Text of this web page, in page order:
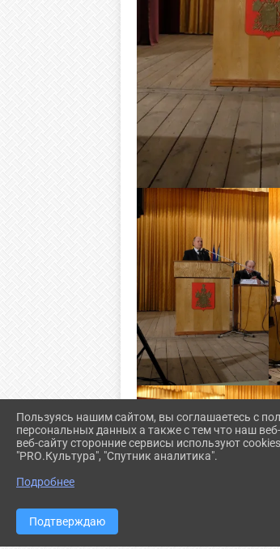
Пользуясь нашим сайтом, вы соглашаетесь с
персональных данных а также с тем что наш
веб-сайту сторонние сервисы используют
"PRO.Культура", "Спутник аналитика".
Подробнее
Подтверждаю